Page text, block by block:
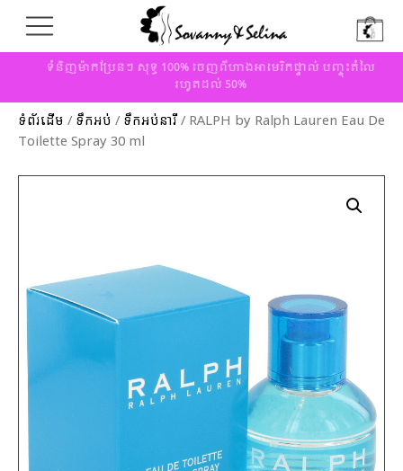
ទំនិញម៉ាកប្រែនៗ សុទ្ធ 100% ចេញពីហាងអាមេរិកផ្ទាល់ បញ្ចុះតំលៃ
រហូតដល់ 50%
ទំព័រដើម / ទឹកអប់ / ទឹកអប់នារី/ RALPH by Ralph Lauren Eau De
Toilette Spray 30 ml